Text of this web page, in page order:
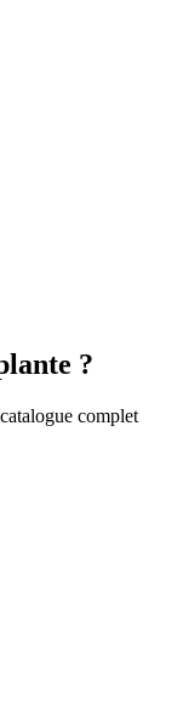
?
complet